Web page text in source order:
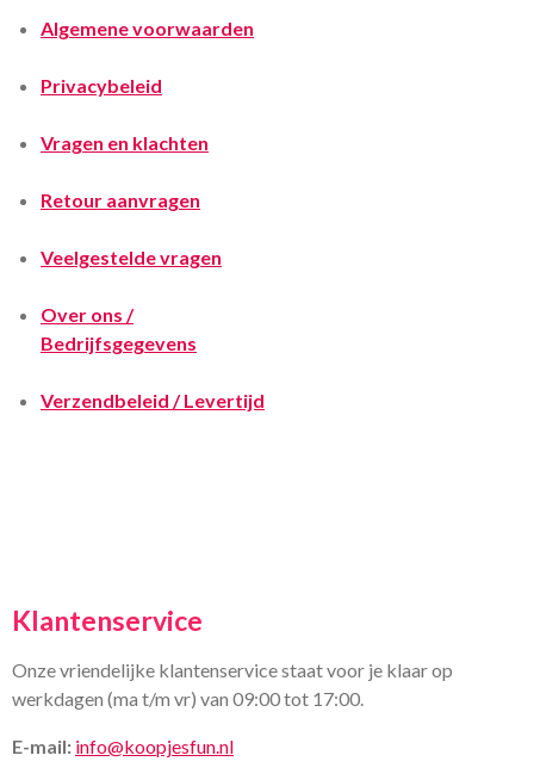
Algemene voorwaarden
Privacybeleid
Vragen en klachten
Retour aanvragen
Veelgestelde vragen
Over ons /
Bedrijfsgegevens
Verzendbeleid / Levertijd
Klantenservice
Onze vriendelijke klantenservice staat voor je klaar op
werkdagen (ma t/m vr) van 09:00 tot 17:00.
E-mail: info@koopjesfun.nl